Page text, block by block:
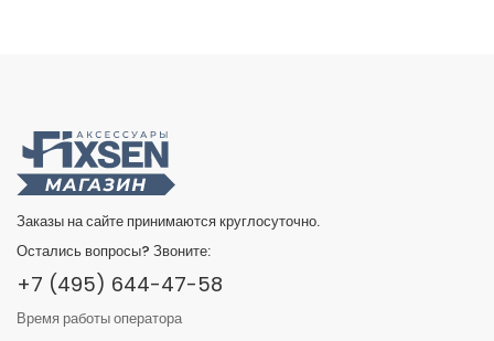
Заказы на сайте принимаются круглосуточно.
Остались вопросы? Звоните:
+7 (495) 644-47-58
Время работы оператора